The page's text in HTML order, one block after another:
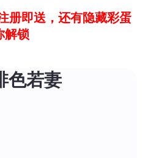
册即送，还有隐藏彩蛋
解锁
色若妻